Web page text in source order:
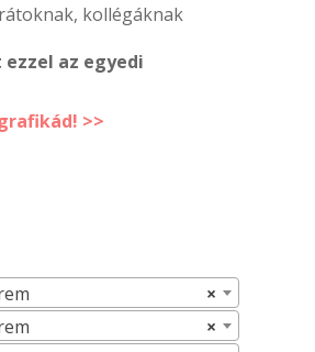
kollégáknak
az egyedi
>>
×
×